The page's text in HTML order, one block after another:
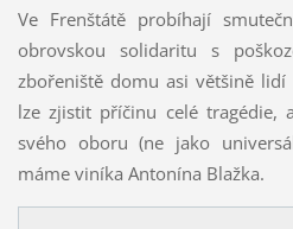
Ve Frenštátě probíhají
obrovskou solidaritu s
zbořeniště domu asi většině
lze zjistit příčinu celé tragédie,
svého oboru (ne jako
máme viníka Antonína Blažka.